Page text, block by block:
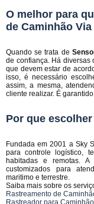
O melhor para
de Caminhão
Quando se trata de
de confiança. Há diversas
que devem estar de
isso, é necessário
assim, a mesma,
cliente realizar. É
Por que
Fundada em 2001 a Sky
para controle logístico,
habitadas e remotas. A
customizados para
maritimo e terrestre.
Saiba mais sobre os
Rastreamento de
Rastreador para